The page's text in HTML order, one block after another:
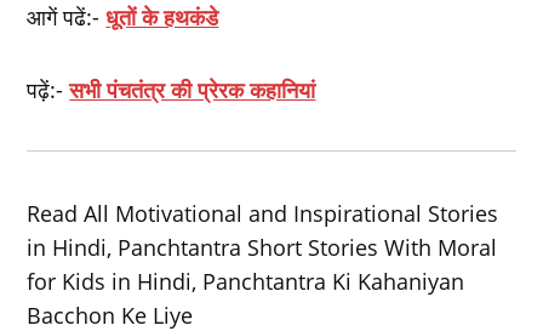
आगें पढें:-धूतों के हथकंडे
पढ़ें:-सभी पंचतंत्र की प्रेरक कहानियां
Read All Motivational and Inspirational Stories
in Hindi, Panchtantra Short Stories With Moral
for Kids in Hindi, Panchtantra Ki Kahaniyan
Bacchon Ke Liye